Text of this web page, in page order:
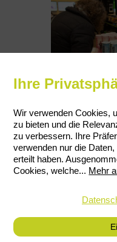
Ihre
Wir verwenden Cookies,
zu bieten und die
zu verbessern. Ihre
verwenden nur die
erteilt haben.
Cookies, welche... Mehr